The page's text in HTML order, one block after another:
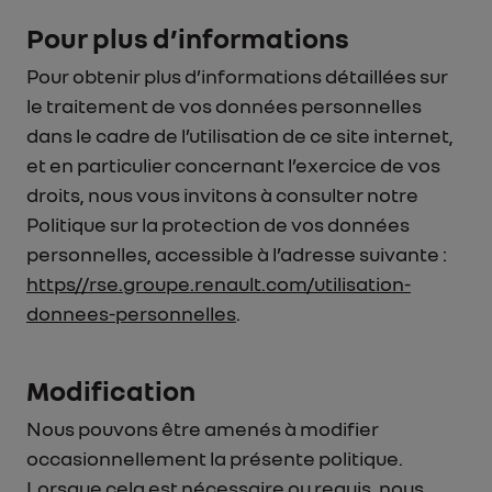
Pour plus d’informations
Pour obtenir plus d’informations détaillées sur
le traitement de vos données personnelles
dans le cadre de l’utilisation de ce site internet,
et en particulier concernant l’exercice de vos
droits, nous vous invitons à consulter notre
Politique sur la protection de vos données
personnelles, accessible à l’adresse suivante :
https//rse.groupe.renault.com/utilisation-
donnees-personnelles.
Modification
Nous pouvons être amenés à modifier
occasionnellement la présente politique.